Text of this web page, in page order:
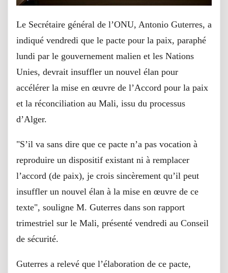
Le Secrétaire général de l’ONU, Antonio Guterres, a
indiqué vendredi que le pacte pour la paix, paraphé
lundi par le gouvernement malien et les Nations
Unies, devrait insuffler un nouvel élan pour
accélérer la mise en œuvre de l’Accord pour la paix
et la réconciliation au Mali, issu du processus
d’Alger.
"S’il va sans dire que ce pacte n’a pas vocation à
reproduire un dispositif existant ni à remplacer
l’accord (de paix), je crois sincèrement qu’il peut
insuffler un nouvel élan à la mise en œuvre de ce
texte", souligne M. Guterres dans son rapport
trimestriel sur le Mali, présenté vendredi au Conseil
de sécurité.
Guterres a relevé que l’élaboration de ce pacte,